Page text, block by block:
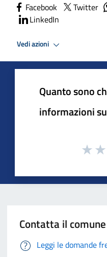
Facebook Twitter
LinkedIn
Vedi azioni
Quanto sono
informazioni
Contatta il comune
Leggi le domande